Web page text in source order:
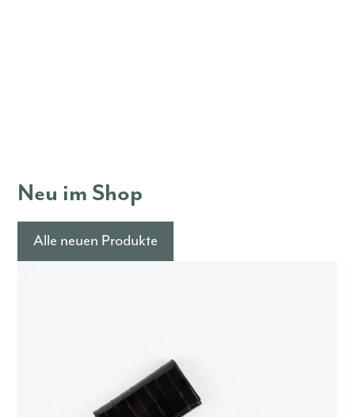
Neu im Shop
Alle neuen Produkte